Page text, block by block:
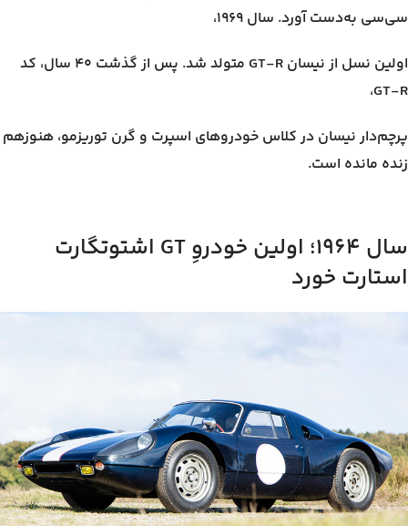
سی‌سی به‌دست آورد. سال ۱۹۶۹،
اولین نسل از نیسان GT-R متولد شد. پس از گذشت ۴۰ سال، کد
GT-R،
پرچم‌دار نیسان در کلاس خودروهای اسپرت و گرن توریزمو، هنوزهم
زنده مانده است.
سال ۱۹۶۴؛ اولین خودروِ GT اشتوتگارت
استارت خورد